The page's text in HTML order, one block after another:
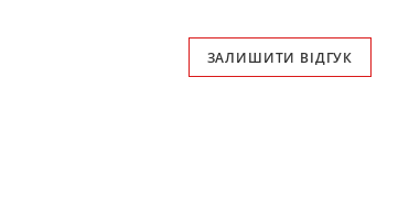
ЗАЛИШИТИ ВІДГУК